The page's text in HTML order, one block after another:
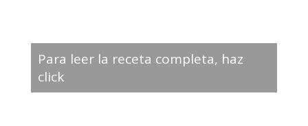
Para leer la receta completa, haz
click